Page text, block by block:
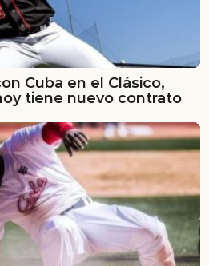
Cuba en el Clásico,
tiene nuevo contrato